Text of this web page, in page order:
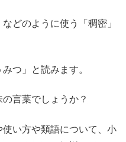
どのように使う「稠密」
つ」と読みます。
の言葉でしょうか？
い方や類語について、小